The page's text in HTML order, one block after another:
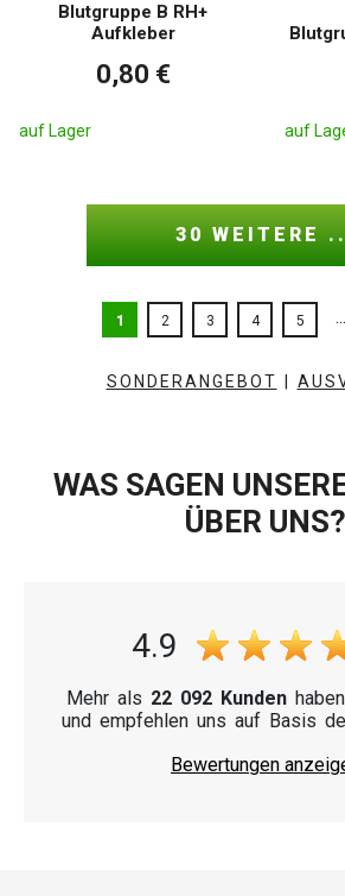
Blutgruppe B RH+
Aufkleber
0,80 €
auf Lager auf
30 WEITERE
1 2 3 4 5 ...
SONDERANGEBOT
WAS SAGEN
ÜBER UNS?
4.9
Mehr als 22 092 Kunden
und empfehlen uns auf Basis
Bewertungen